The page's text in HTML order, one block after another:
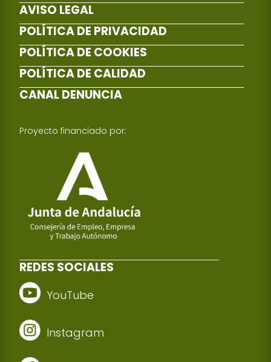
AVISO LEGAL
POLÍTICA DE PRIVACIDAD
POLÍTICA DE COOKIES
POLÍTICA DE CALIDAD
CANAL DENUNCIA
Proyecto financiado por:
REDES SOCIALES
YouTube
Instagram